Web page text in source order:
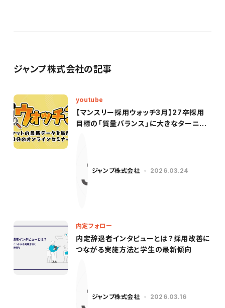
ジャンプ株式会社の記事
youtube
【マンスリー採用ウォッチ3月】27卒採用
目標の「質量バランス」に大きなターニン
ジャンプ株式会社 2026.03.24
内定フォロー
内定辞退者インタビューとは？採用改善に
つながる実施方法と学生の最新傾向
ジャンプ株式会社 2026.03.16